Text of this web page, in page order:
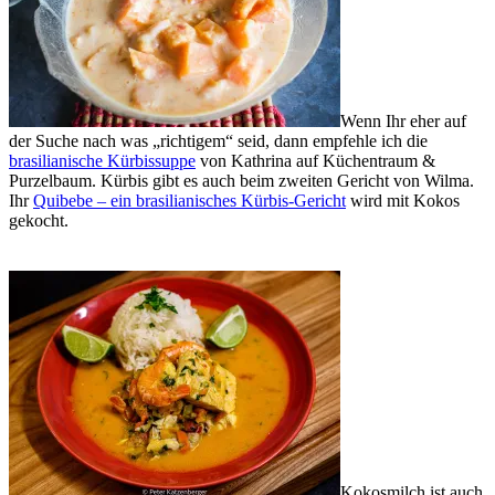
Wenn Ihr eher auf
der Suche nach was „richtigem“ seid, dann empfehle ich die
brasilianische Kürbissuppe von Kathrina auf Küchentraum &
Purzelbaum. Kürbis gibt es auch beim zweiten Gericht von Wilma.
IhrQuibebe – ein brasilianisches Kürbis-Gericht wird mit Kokos
gekocht.